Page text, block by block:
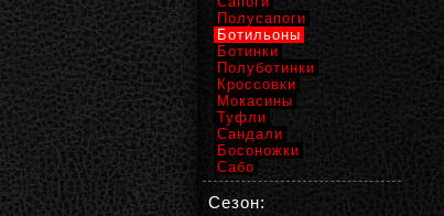
Полусапоги
Ботильоны
Ботинки
Полуботинки
Кроссовки
Мокасины
Туфли
Сандали
Босоножки
Сабо
Сезон: